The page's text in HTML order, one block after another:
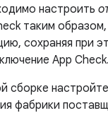
настроить
таким
сохраняя при
App Check.
сборке
фабрики